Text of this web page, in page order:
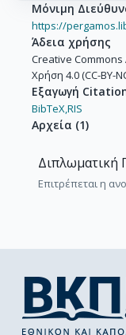
Μόνιμη
https://
Άδεια χρήσης
Creative
Χρήση 4.0 (CC-BY-
Εξαγωγή
BibTeX,RIS
Αρχεία (1)
Διπλωματική
Επιτρέπεται η